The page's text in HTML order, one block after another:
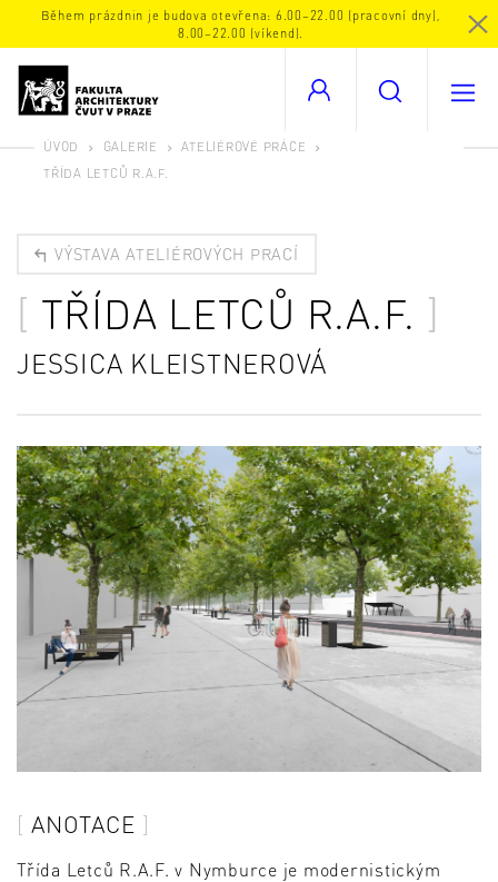
Během prázdnin je budova otevřena: 6.00–22.00 (pracovní dny),
8.00–22.00 (víkend).
ÚVOD GALERIE
ATELIÉROVÉ PRÁCE
TŘÍDA LETCŮ R.A.F.
VÝSTAVA ATELIÉROVÝCH PRACÍ
TŘÍDA LETCŮ R.A.F.
JESSICA KLEISTNEROVÁ
ANOTACE
Třída Letců R.A.F. v Nymburce je modernistickým